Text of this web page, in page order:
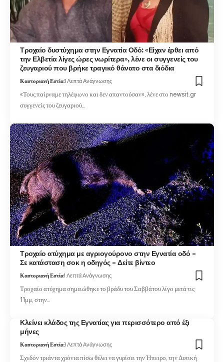
Τροχαίο δυστύχημα στην Εγνατία Οδό: «Είχαν έρθει από
την Ελβετία λίγες ώρες νωρίτερα», λένε οι συγγενείς του
ζευγαριού που βρήκε τραγικό θάνατο στα διόδια
Καστοριανή Εστία3 Λεπτά Ανάγνωσης
«Τους παίρναμε τηλέφωνο και δεν απαντούσαν», λένε στο newsit.gr
συγγενείς του ζευγαριού…
Τροχαίο ατύχημα με αγριογούρονο στην Εγνατία οδό –
Σε κατάσταση σοκ η οδηγός – Δείτε βίντεο
Καστοριανή Εστία1 Λεπτά Ανάγνωσης
Τροχαίο ατύχημα σημειώθηκε το βράδυ του Σαββάτου λίγο μετά τις
11μμ, στην…
Κλείνει κλάδος της Εγνατίας για περισσότερο από έξι
μήνες
Καστοριανή Εστία3 Λεπτά Ανάγνωσης
Σχεδόν τριάντα χρόνια πίσω θέλει να γυρίσει την Ήπειρο, την Δυτική